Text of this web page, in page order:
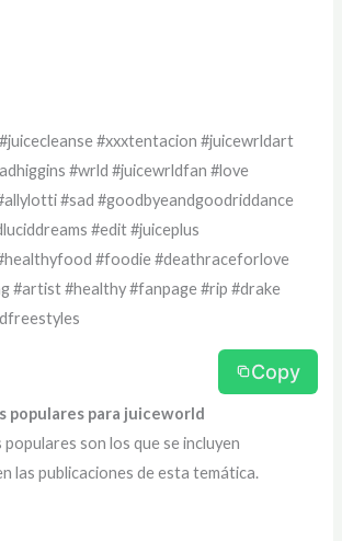
#xxxtentacion #juicewrldart
#wrld #juicewrldfan #love
#sad #goodbyeandgoodriddance
#edit #juiceplus
#foodie #deathraceforlove
#artist #healthy #fanpage #rip #drake
Copy
populares para juiceworld
populares son los que se incluyen
las publicaciones de esta temática.